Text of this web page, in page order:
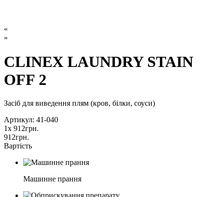
«
»
CLINEX LAUNDRY STAIN
OFF 2
Засіб для виведення плям (кров, білки, соуси)
Артикул: 41-040
1x 912грн.
912грн.
Вартість
Машинне прання